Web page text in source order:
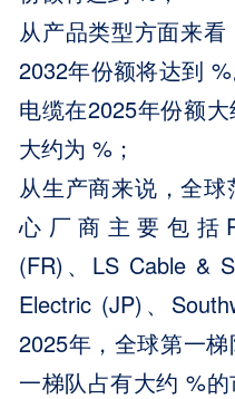
从产品类型方面来
2032年份额将达到
电缆在2025年份额
大约为 %；
从生产商来说，全
心厂商主要包括
(FR)、LS Cable &
Electric (JP)、
2025年，全球第一
一梯队占有大约 %